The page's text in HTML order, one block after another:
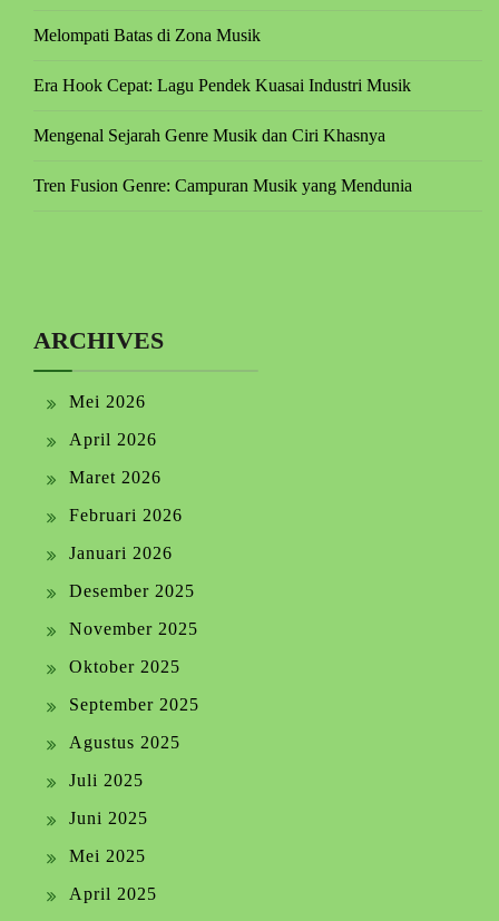
Melompati Batas di Zona Musik
Era Hook Cepat: Lagu Pendek Kuasai Industri Musik
Mengenal Sejarah Genre Musik dan Ciri Khasnya
Tren Fusion Genre: Campuran Musik yang Mendunia
ARCHIVES
Mei 2026
April 2026
Maret 2026
Februari 2026
Januari 2026
Desember 2025
November 2025
Oktober 2025
September 2025
Agustus 2025
Juli 2025
Juni 2025
Mei 2025
April 2025